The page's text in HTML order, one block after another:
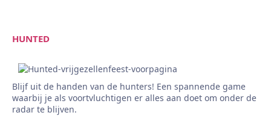
HUNTED
Blijf uit de handen van de hunters! Een spannende game
waarbij je als voortvluchtigen er alles aan doet om onder de
radar te blijven.